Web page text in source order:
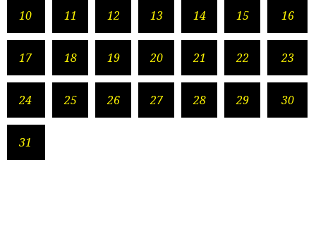
10 11 12 13 14 15 16
17 18 19 20 21 22 23
24 25 26 27 28 29 30
31